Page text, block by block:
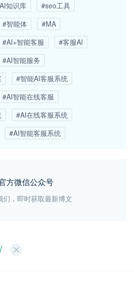
知识库
#seo工具
#智能体
#MA
#AI+智能客服
#客服AI
#AI智能服务
#智能AI客服系统
#AI智能在线客服
#AI在线客服系统
#AI智能客服系统
方微信公众号
们，即时获取最新博文